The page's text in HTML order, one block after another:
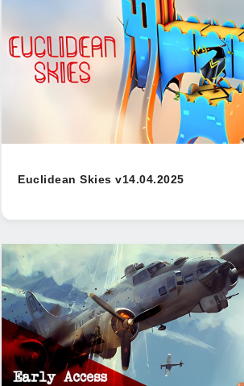
Euclidean Skies v14.04.2025